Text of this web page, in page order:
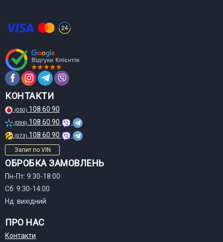
КОНТАКТИ
(050) 108 60 90
(096) 108 60 90
(073) 108 60 90
Запит по VIN
ОБРОБКА ЗАМОВЛЕНЬ
Пн-Пт: 9:30-18:00
Сб: 9:30-14:00
Нд: вихідний
ПРО НАС
Контакти